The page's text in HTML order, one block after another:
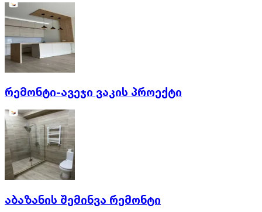
რემონტი-ავეჯი ვაკის პროექტი
აბაზანის შემინვა რემონტი